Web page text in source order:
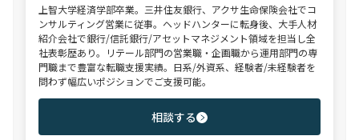
上智大学経済学部卒業。三井住友銀行、アクサ生命保険会社でコ
ンサルティング営業に従事。ヘッドハンターに転身後、大手人材
紹介会社で銀行/信託銀行/アセットマネジメント領域を担当し全
社表彰歴あり。リテール部門の営業職・企画職から運用部門の専
門職まで豊富な転職支援実績。日系/外資系、経験者/未経験者を
問わず幅広いポジションでご支援可能。
相談する